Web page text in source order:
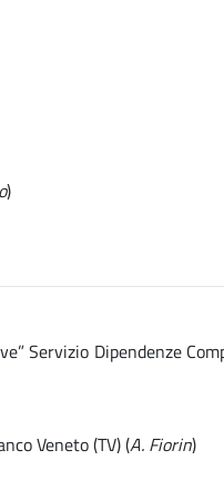
)
Servizio Dipendenze
Veneto (TV) (A. Fiorin)